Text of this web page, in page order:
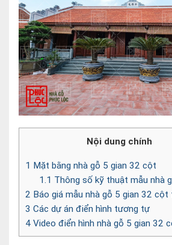
Nội dung chính
1 Mặt bằng nhà gỗ 5 gian 32 cột
1.1 Thông số kỹ thuật mẫu nhà
2 Báo giá mẫu nhà gỗ 5 gian 32 cột
3 Các dự án điển hình tương tự
4 Video điển hình nhà gỗ 5 gian 32